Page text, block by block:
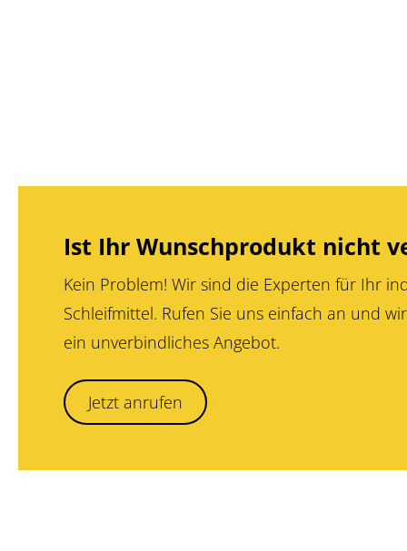
Ist Ihr Wunschprodukt nicht
Kein Problem! Wir sind die Experten für Ihr
Schleifmittel. Rufen Sie uns einfach an und
ein unverbindliches Angebot.
Jetzt anrufen